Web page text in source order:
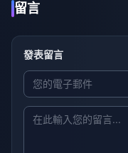
留言
發表留言